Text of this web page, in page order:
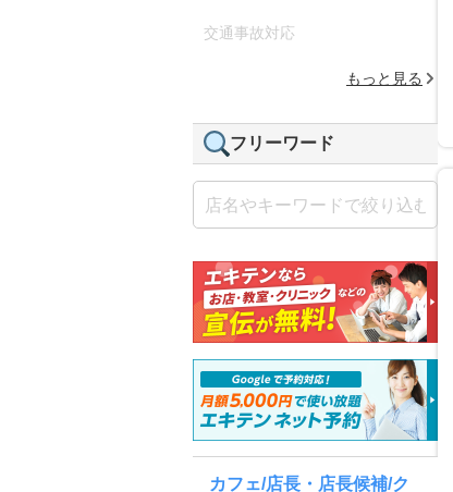
交通事故対応
もっと見る
フリーワード
カフェ/店長・店長候補/ク